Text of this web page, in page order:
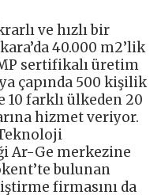
ve hızlı bir
40.000 m2’lik
sertifikalı üretim
çapında 500 kişilik
10 farklı ülkeden 20
hizmet veriyor.
Teknoloji
Ar-Ge merkezine
bulunan
firmasını da